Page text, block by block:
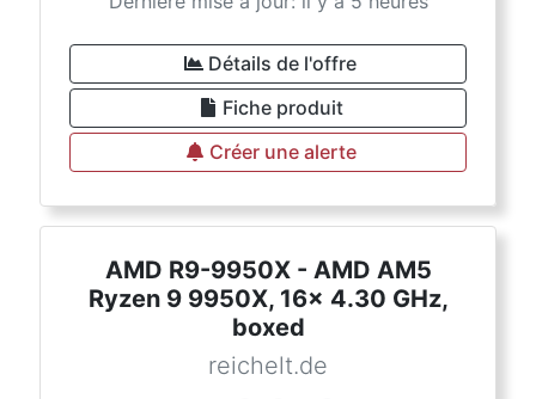
Détails de l'offre
Fiche produit
Créer une alerte
AMD R9-9950X - AMD AM5
Ryzen 9 9950X, 16x 4.30 GHz,
boxed
reichelt.de